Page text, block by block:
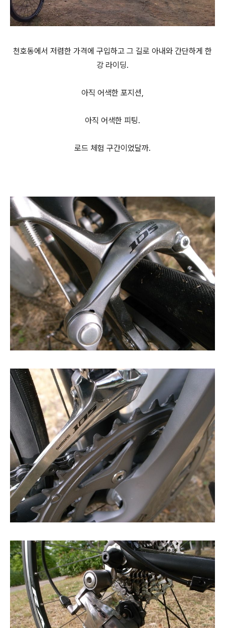
천호동에서 저렴한 가격에 구입하고 그 길로 아내와 간단하게 한
강 라이딩.
아직 어색한 포지션,
아직 어색한 피팅.
로드 체험 구간이었달까.